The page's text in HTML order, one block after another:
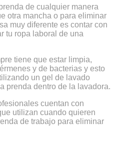
de cualquier manera
otra mancha o para eliminar
muy diferente es contar con
tu ropa laboral de una
tiene que estar limpia,
y de bacterias y esto
un gel de lavado
prenda dentro de la lavadora.
cuentan con
utilizan cuando quieren
de trabajo para eliminar